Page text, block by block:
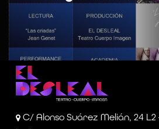
C/ Alonso Suárez Melián, 24